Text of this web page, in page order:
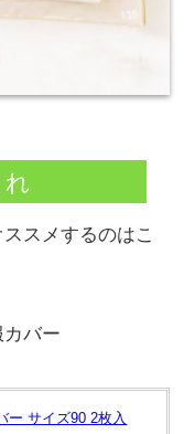
スメするのはこ
カバー
ー サイズ90 2枚入